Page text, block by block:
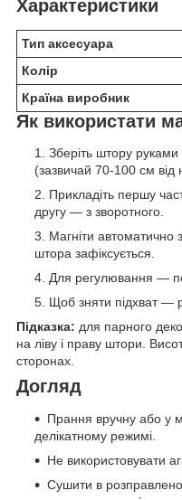
Характеристики
Тип аксесуара
Колір
Країна виробник
Як використати
Зберіть штору руками
(зазвичай 70-100 см від
Прикладіть першу
другу — з зворотного.
Магніти
штора зафіксується.
Для регулювання —
Щоб зняти підхват —
Підказка: для парного
на ліву і праву штори.
сторонах.
Догляд
Прання вручну або у
делікатному режимі.
Не використовувати
Сушити в